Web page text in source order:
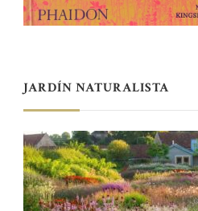
JARDÍN NATURALISTA